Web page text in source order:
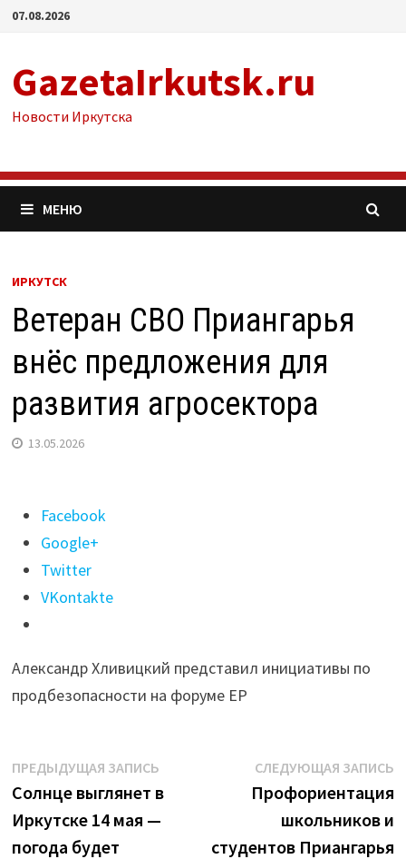
Перейти
07.08.2026
GazetaIrkutsk.ru
Новости Иркутска
МЕНЮ
ИРКУТСК
Ветеран СВО Приангарья
внёс предложения для
развития агросектора
13.05.2026
Поделиться
"Ветеран
СВО
Приангарья
внёс
для
развития
Facebook
Google+
Twitter
VKontakte
Александр Хливицкий представил инициативы по
продбезопасности на форуме ЕР
Навигация
по
записям
ПРЕДЫДУЩАЯ ЗАПИСЬПредыдущая
запись:
Солнце выглянет в
Иркутске 14 мая —
погода будет
СЛЕДУЮЩАЯ ЗАПИСЬ
Профориентация
школьников и
студентов Приангарья